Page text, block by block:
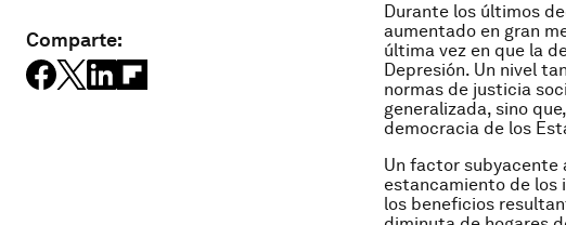
Comparte:
Durante los últimos
aumentado en gran
última vez en que la
Depresión. Un nivel
normas de justicia
generalizada, sino
democracia de los
Un factor subyacente
estancamiento de los
los beneficios